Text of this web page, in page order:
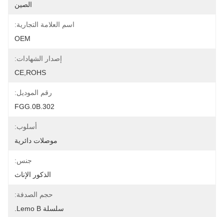
الصين
اسم العلامة التجارية:
OEM
إصدار الشهادات:
CE,ROHS
رقم الموديل:
FGG.0B.302
أسلوب:
موصلات دائرية
جنس:
الذكور الإناث
حجم الصدفة:
سلسلة Lemo B.